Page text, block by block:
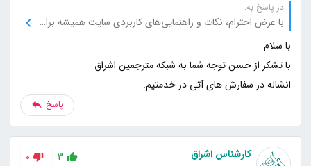
در پاسخ به:
با عرض احترام، نکات و راهنمایی‌های کاربردی سایت همیشه برای من مفید بوده است، از شما بابت این خدمات عالی تشکر می‌کنم.
انشاله در سفارش های آتی در خدمتیم.
پاسخ
کارشناس اشراق 3
0